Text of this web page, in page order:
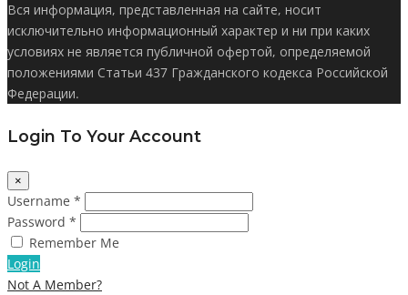
Вся информация, представленная на сайте, носит
исключительно информационный характер и ни при каких
условиях не является публичной офертой, определяемой
положениями Статьи 437 Гражданского кодекса Российской
Федерации.
Login To Your Account
×
Username *
Password *
Remember Me
Login
Not A Member?